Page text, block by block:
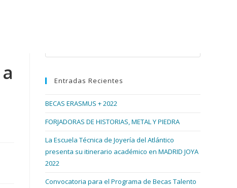
Escape
Entradas Recientes
BECAS ERASMUS + 2022
FORJADORAS DE HISTORIAS, METAL Y PIEDRA
La Escuela Técnica de Joyería del Atlántico
presenta su itinerario académico en MADRID JOYA
2022
Convocatoria para el Programa de Becas Talento